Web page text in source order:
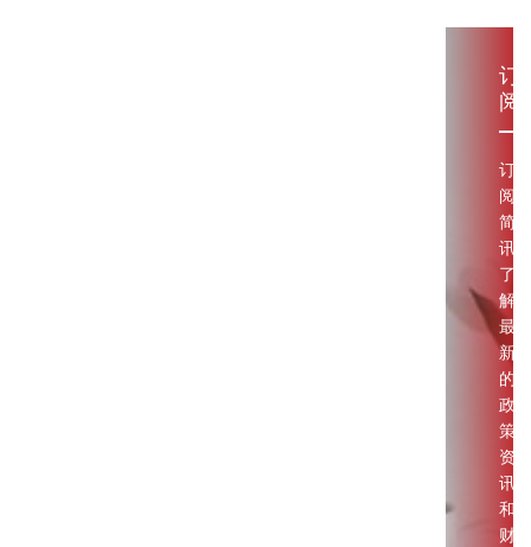
订
阅
订
阅
简
讯
了
解
最
新
的
政
策
资
讯
和
财